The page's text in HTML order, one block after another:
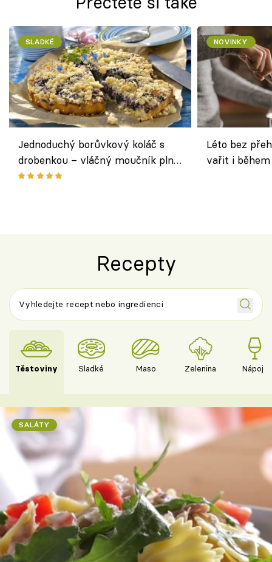
SLADKÉ
Jednoduchý borůvkový koláč s
drobenkou – vláčný moučník plný
ovoce
NOVINKY
Léto bez
vařit i
Recepty
Těstoviny Sladké Maso Zelenina Nápoje
SALÁTY